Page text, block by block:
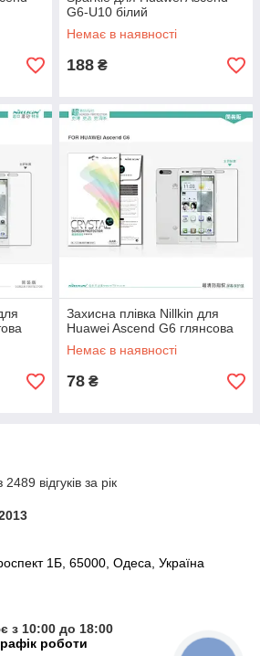
G6-U10 білий
Немає в наявності
188 ₴
Захисна плівка Nillkin для
Huawei Ascend G6 глянсова
Немає в наявності
78 ₴
відгуків за рік
1Б, 65000, Одеса, Україна
з 10:00 до 18:00
роботи